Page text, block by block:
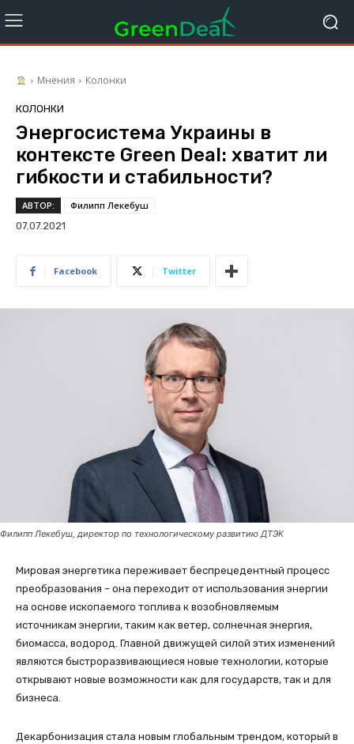
Мнения Колонки
КОЛОНКИ
Энергосистема Украины в
контексте Green Deal: хватит ли
гибкости и стабильности?
АВТОР:
Филипп Лекебуш
07.07.2021
Facebook Twitter
Филипп Лекебуш, директор по технологическому развитию ДТЭК
Мировая энергетика переживает беспрецедентный процесс
преобразования – она переходит от использования энергии
на основе ископаемого топлива к возобновляемым
источникам энергии, таким как ветер, солнечная энергия,
биомасса, водород. Главной движущей силой этих изменений
являются быстроразвивающиеся новые технологии, которые
открывают новые возможности как для государств, так и для
бизнеса.
Декарбонизация стала новым глобальным трендом, который в